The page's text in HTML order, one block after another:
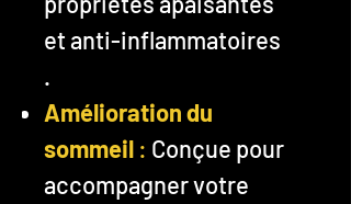
et anti-inflammatoires​​
.
Amélioration du
sommeil : Conçue pour
accompagner votre